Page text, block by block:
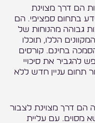
הם דרך מצוינת
ידע בתחום ספציפי. הם
גבוהה מהנוחות של
הללו, תוכלו
בחינם. קורסים
להגביר את סיכויי
תחום עניין חדש ללא
הם דרך מצוינת לצבור
מסוים. עם עליית